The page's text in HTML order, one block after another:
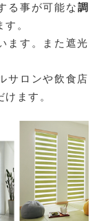
る事が可能な調
。
ます。また遮光
サロンや飲食店
ます。